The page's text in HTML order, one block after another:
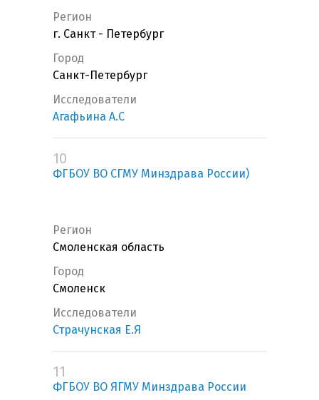
Регион
г. Санкт - Петербург
Город
Санкт-Петербург
Исследователи
Агафьина А.С
10
ФГБОУ ВО СГМУ Минздрава России)
Регион
Смоленская область
Город
Смоленск
Исследователи
Страчунская Е.Я
11
ФГБОУ ВО ЯГМУ Минздрава России